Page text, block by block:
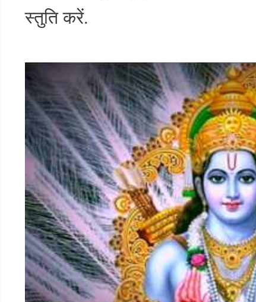
स्तुति करें.